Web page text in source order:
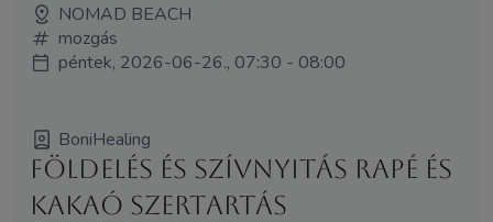
NOMAD BEACH
mozgás
péntek, 2026-06-26., 07:30 - 08:00
BoniHealing
Földelés és Szívnyitás Rapé és
Kakaó Szertartás